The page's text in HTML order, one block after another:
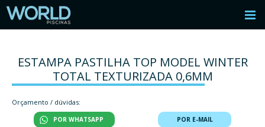
ESTAMPA PASTILHA TOP MODEL WINTER
TOTAL TEXTURIZADA 0,6MM
Orçamento / dúvidas:
POR WHATSAPP POR E-MAIL